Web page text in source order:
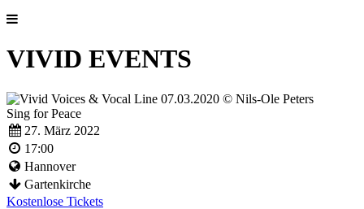
VIVID EVENTS
Sing for Peace
27. März 2022
17:00
Hannover
Gartenkirche
Kostenlose Tickets